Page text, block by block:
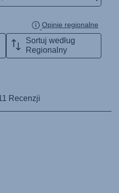
(Limba română)
(Srpski)
(Slovenščina)